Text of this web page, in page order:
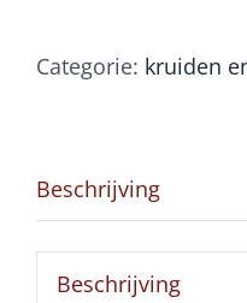
Categorie: kruiden
Beschrijving
Beschrijving